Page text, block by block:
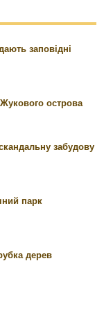
заповідні
острова
забудову
парк
дерев